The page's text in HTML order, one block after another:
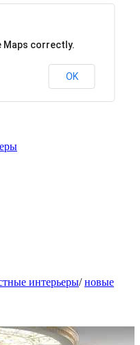
интерьеры/новые
Maps correctly.
OK